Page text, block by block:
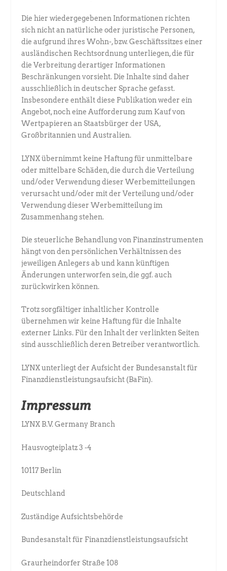
Die hier wiedergegebenen Informationen richten
sich nicht an natürliche oder juristische Personen,
die aufgrund ihres Wohn-, bzw. Geschäftssitzes einer
ausländischen Rechtsordnung unterliegen, die für
die Verbreitung derartiger Informationen
Beschränkungen vorsieht. Die Inhalte sind daher
ausschließlich in deutscher Sprache gefasst.
Insbesondere enthält diese Publikation weder ein
Angebot, noch eine Aufforderung zum Kauf von
Wertpapieren an Staatsbürger der USA,
Großbritannien und Australien.
LYNX übernimmt keine Haftung für unmittelbare
oder mittelbare Schäden, die durch die Verteilung
und/oder Verwendung dieser Werbemitteilungen
verursacht und/oder mit der Verteilung und/oder
Verwendung dieser Werbemitteilung im
Zusammenhang stehen.
Die steuerliche Behandlung von Finanzinstrumenten
hängt von den persönlichen Verhältnissen des
jeweiligen Anlegers ab und kann künftigen
Änderungen unterworfen sein, die ggf. auch
zurückwirken können.
Trotz sorgfältiger inhaltlicher Kontrolle
übernehmen wir keine Haftung für die Inhalte
externer Links. Für den Inhalt der verlinkten Seiten
sind ausschließlich deren Betreiber verantwortlich.
LYNX unterliegt der Aufsicht der Bundesanstalt für
Finanzdienstleistungsaufsicht (BaFin).
Impressum
LYNX B.V. Germany Branch
Hausvogteiplatz 3 -4
10117 Berlin
Deutschland
Zuständige Aufsichtsbehörde
Bundesanstalt für Finanzdienstleistungsaufsicht
Graurheindorfer Straße 108